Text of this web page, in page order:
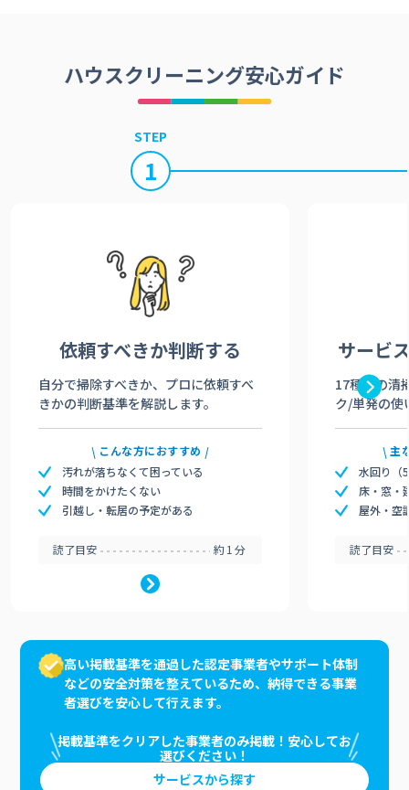
ハウスクリーニング安心ガイド
STEP
1
依頼すべきか判断する
自分で掃除すべきか、プロに依頼すべ
きかの判断基準を解説します。
こんな方におすすめ
汚れが落ちなくて困っている
時間をかけたくない
引越し・転居の予定がある
読了目安 約1分
サービ
17種類の清
ク/単発の使
主
水回り（
床・窓・
屋外・空
読了目安
高い掲載基準を通過した認定事業者やサポート体制
などの安全対策を整えているため、納得できる事業
者選びを安心して行えます。
掲載基準をクリアした事業者のみ掲載！安心してお
選びください！
サービスから探す